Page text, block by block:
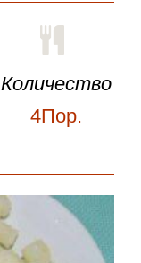
Количество
4Пор.